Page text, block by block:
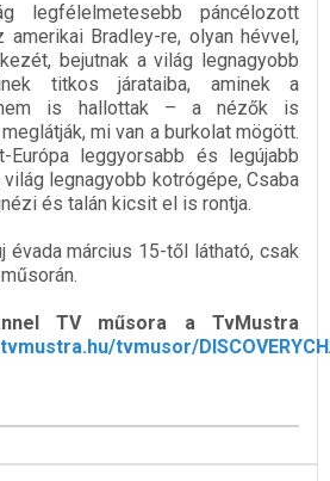
legfélelmetesebb páncélozott
amerikai Bradley-re, olyan hévvel,
bejutnak a világ legnagyobb
titkos járataiba, aminek a
is hallottak – a nézők is
mi van a burkolat mögött.
leggyorsabb és legújabb
legnagyobb kotrógépe, Csaba
és talán kicsit el is rontja.
évada március 15-től látható, csak
TV műsora a TvMustra
tvmusor/